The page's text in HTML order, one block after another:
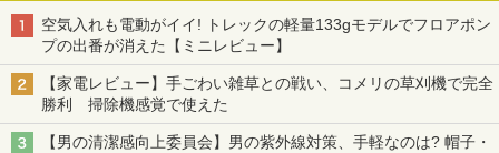
空気入れも電動がイイ! トレックの軽量133gモデルでフロアポン
プの出番が消えた【ミニレビュー】
【家電レビュー】手ごわい雑草との戦い、コメリの草刈機で完全
勝利 掃除機感覚で使えた
【男の清潔感向上委員会】男の紫外線対策、手軽なのは? 帽子・